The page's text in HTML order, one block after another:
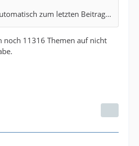
zum letzten Beitrag...
noch 11316 Themen auf nicht